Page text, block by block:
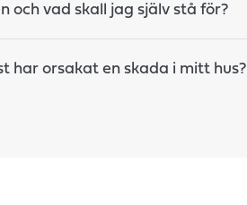
och vad skall jag själv stå för?
har orsakat en skada i mitt hus?